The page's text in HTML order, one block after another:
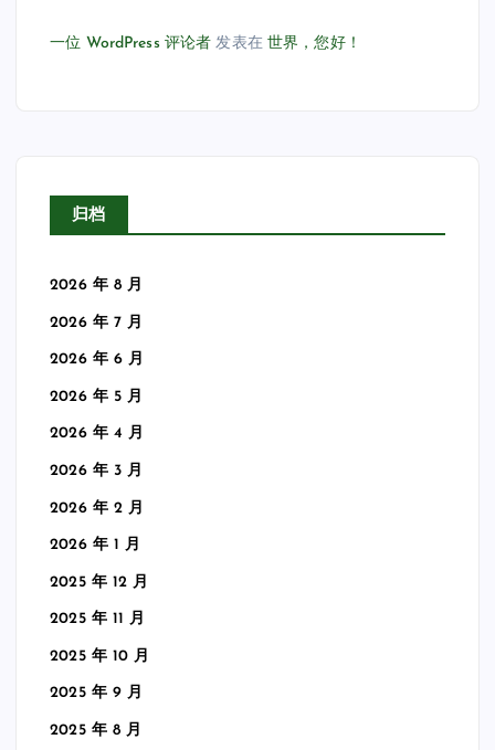
一位 WordPress 评论者 发表在世界，您好！
归档
2026 年 8 月
2026 年 7 月
2026 年 6 月
2026 年 5 月
2026 年 4 月
2026 年 3 月
2026 年 2 月
2026 年 1 月
2025 年 12 月
2025 年 11 月
2025 年 10 月
2025 年 9 月
2025 年 8 月